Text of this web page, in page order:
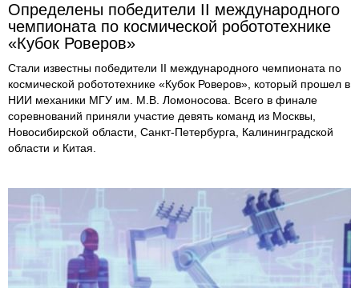
Определены победители II международного
чемпионата по космической робототехнике
«Кубок Роверов»
Стали известны победители II международного чемпионата по
космической робототехнике «Кубок Роверов», который прошел в
НИИ механики МГУ им. М.В. Ломоносова. Всего в финале
соревнований приняли участие девять команд из Москвы,
Новосибирской области, Санкт-Петербурга, Калининградской
области и Китая.